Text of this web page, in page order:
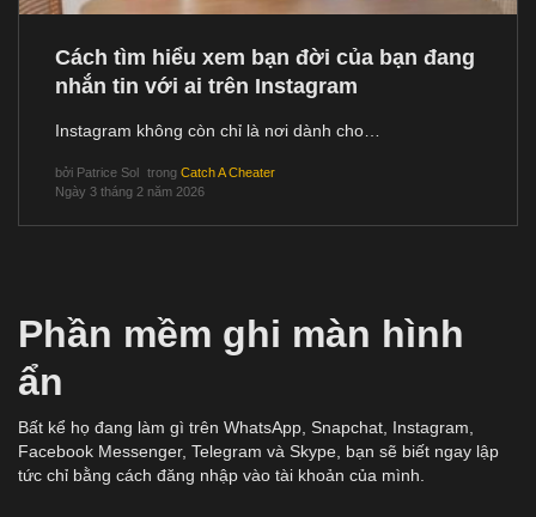
Cách tìm hiểu xem bạn đời của bạn đang
nhắn tin với ai trên Instagram
Instagram không còn chỉ là nơi dành cho…
bởi Patrice Sol trong Catch A Cheater
Ngày 3 tháng 2 năm 2026
Phần mềm ghi màn hình
ẩn
Bất kể họ đang làm gì trên WhatsApp, Snapchat, Instagram,
Facebook Messenger, Telegram và Skype, bạn sẽ biết ngay lập
tức chỉ bằng cách đăng nhập vào tài khoản của mình.